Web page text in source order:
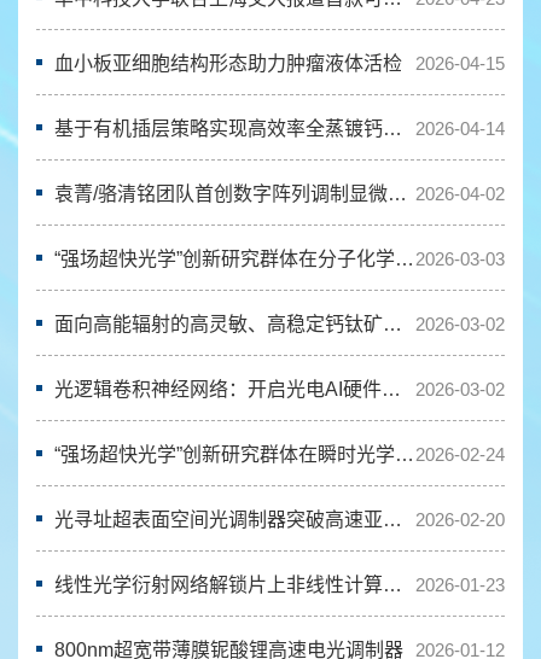
血小板亚细胞结构形态助力肿瘤液体活检 2026-04-15
基于有机插层策略实现高效率全蒸镀钙钛矿发光二极管 2026-04-14
袁菁/骆清铭团队首创数字阵列调制显微成像技术实现三维超分辨成像 2026-04-02
“强场超快光学”创新研究群体在分子化学键选择性断裂研究方面取得重要进展 2026-03-03
面向高能辐射的高灵敏、高稳定钙钛矿半导体探测器 2026-03-02
光逻辑卷积神经网络：开启光电AI硬件新范式 2026-03-02
“强场超快光学”创新研究群体在瞬时光学谷操控领域取得重要进展 2026-02-24
光寻址超表面空间光调制器突破高速亚波长级波前调控性能瓶颈 2026-02-20
线性光学衍射网络解锁片上非线性计算新范式 2026-01-23
800nm超宽带薄膜铌酸锂高速电光调制器 2026-01-12